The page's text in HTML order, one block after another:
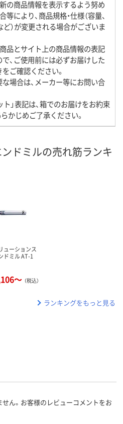
の商品情報を表示するよう努め
により、商品規格・仕様（容量、
ど）が変更される場合がございま
品とサイト上の商品情報の表記
、ご使用前には必ずお届けした
ご確認ください。
場合は、メーカー等にお問い合
ト」表記は、箱でのお届けをお約束
かじめご了承ください。
ドミルの売れ筋ランキ
ューションス
ドミル AT-1
～ （税込）
ランキングをもっと見る
ん。お客様のレビューコメントをお